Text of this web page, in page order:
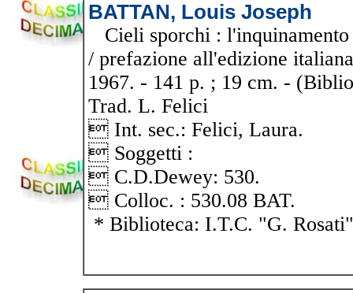
BATTAN, Louis Joseph
Cieli sporchi : l'inquinamento
/ prefazione all'edizione
1967. - 141 p. ; 19 cm. -
Trad. L. Felici
 Int. sec.: Felici, Laura.
 Soggetti :
 C.D.Dewey: 530.
 Colloc. : 530.08 BAT.
* Biblioteca: I.T.C. "G. Rosati"